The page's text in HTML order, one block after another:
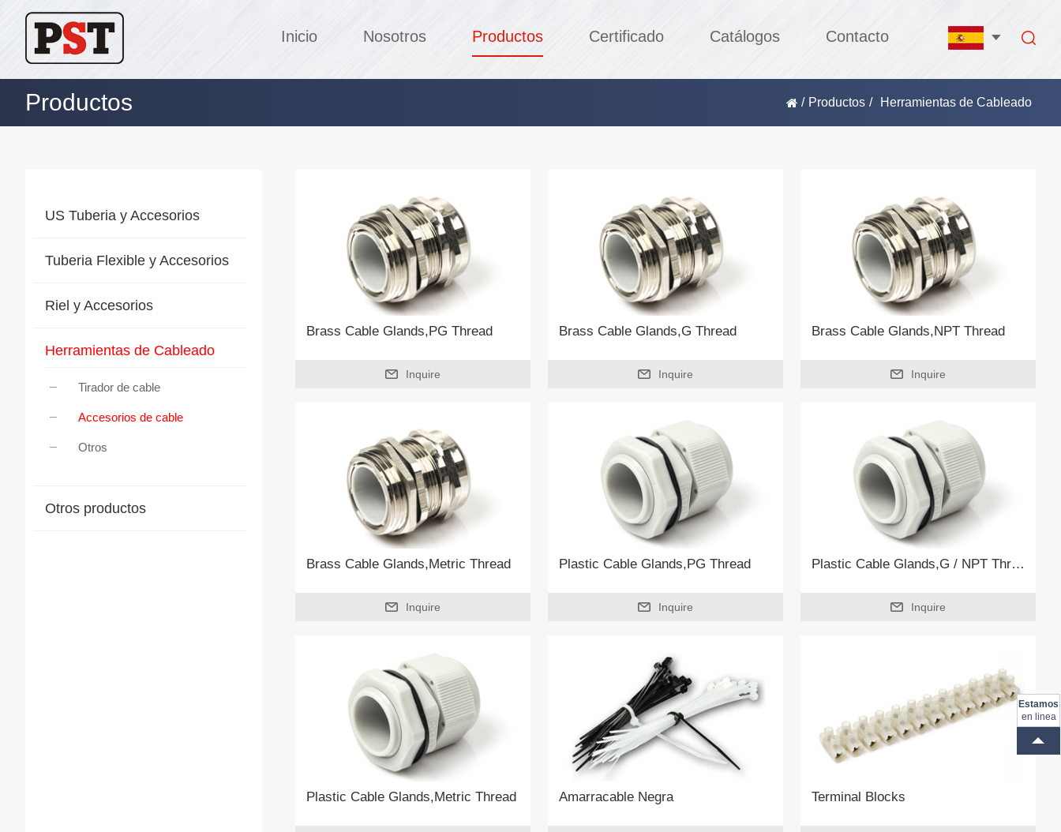
Inicio Nosotros Productos Certificado Catálogos Contacto
Productos Herramientas de Cableado
/
Productos
/
US Tuberia y Accesorios
Tuberia Flexible y Accesorios
Riel y Accesorios
Herramientas de Cableado
Tirador de cable
Accesorios de cable
Otros
Otros productos
Brass Cable Glands,PG Thread
Inquire
Brass Cable Glands,G Thread
Inquire
Brass Cable Glands,NPT Thread
Inquire
Brass Cable Glands,Metric Thread
Inquire
Plastic Cable Glands,PG Thread
Inquire
Plastic Cable Glands,G / NPT Thread
Inquire
Plastic Cable Glands,Metric Thread Amarracable Negra Terminal Blocks
Estamos
en linea